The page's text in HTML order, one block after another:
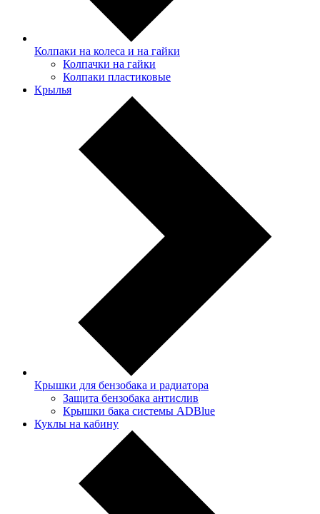
Колпаки на колеса и на гайки
Колпачки на гайки
Колпаки пластиковые
Крылья
Крышки для бензобака и радиатора
Защита бензобака антислив
Крышки бака системы ADBlue
Куклы на кабину